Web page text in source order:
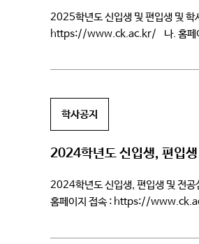
2025학년도 신입생 및 편입생 및
https://www.ck.ac.kr/ 나. 홈페이
학사공지
2024학년도 신입생, 편입
2024학년도 신입생, 편입생 및 전
홈페이지 접속 : https://